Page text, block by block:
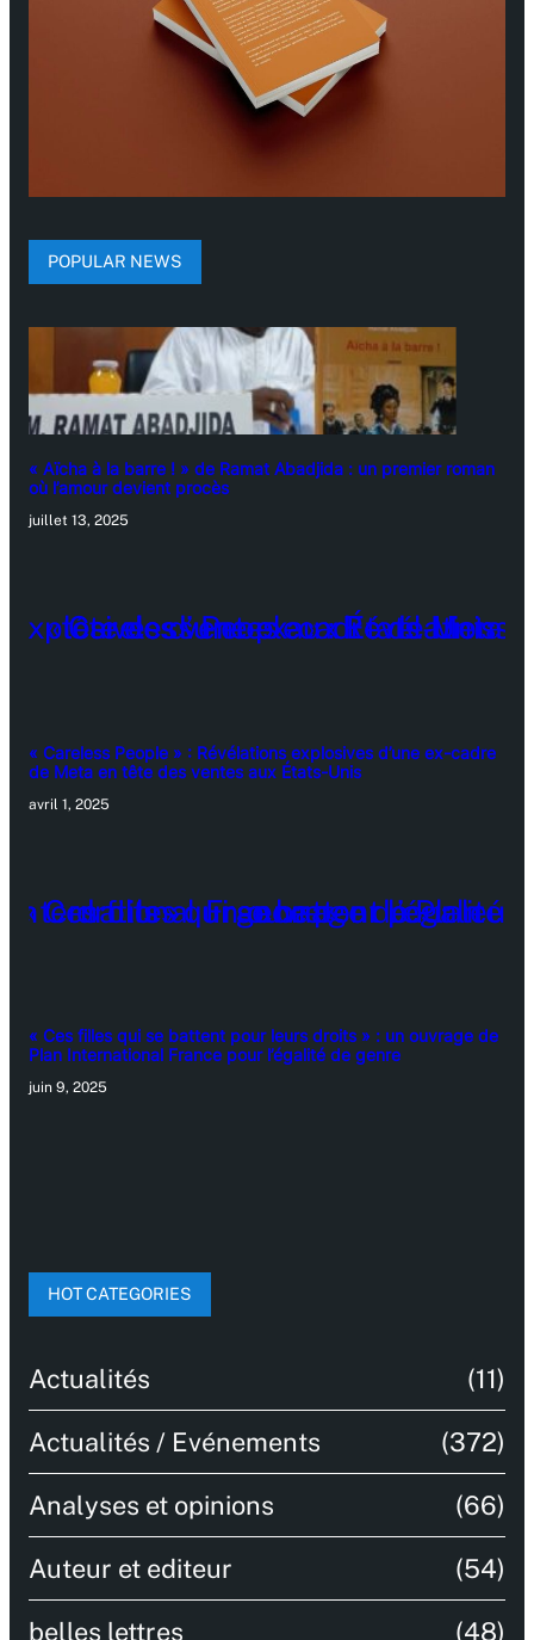
POPULAR NEWS
« Aïcha à la barre ! » de Ramat Abadjida : un premier roman
où l’amour devient procès
juillet 13, 2025
« Careless People » : Révélations explosives d’une ex-cadre
de Meta en tête des ventes aux États-Unis
avril 1, 2025
« Ces filles qui se battent pour leurs droits » : un ouvrage de
Plan International France pour l’égalité de genre
juin 9, 2025
HOT CATEGORIES
Actualités (11)
Actualités / Evénements (372)
Analyses et opinions (66)
Auteur et editeur (54)
belles lettres (48)